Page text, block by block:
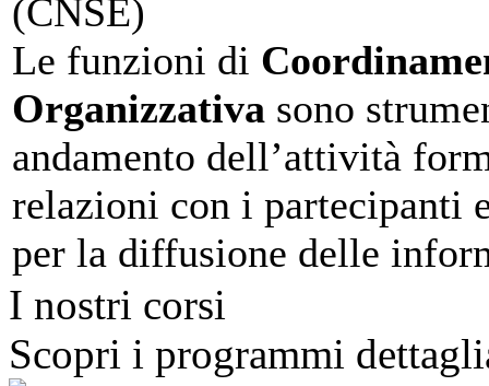
(CNSE)
Le funzioni di
Organizzativa sono
andamento dell’attività
relazioni con i partecipanti
per la diffusione delle
I nostri corsi
Scopri i programmi